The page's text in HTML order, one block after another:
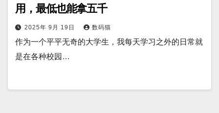
用，最低也能拿五千
2025年 9月 19日 数码猫
作为一个平平无奇的大学生，我每天学习之外的日常就
是在各种校园…